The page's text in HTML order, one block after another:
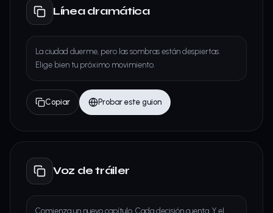
Línea dramática
La ciudad duerme, pero las sombras están despiertas.
Elige bien tu próximo movimiento.
Copiar Probar este guion
Voz de tráiler
Comienza un nuevo capítulo. Cada decisión cuenta. Y el